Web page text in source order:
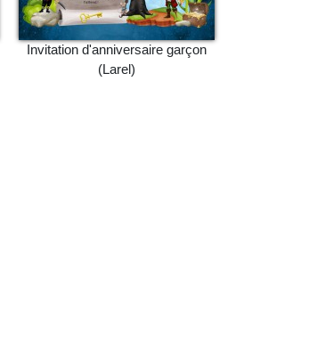
Invitation d'anniversaire garçon
(Larel)